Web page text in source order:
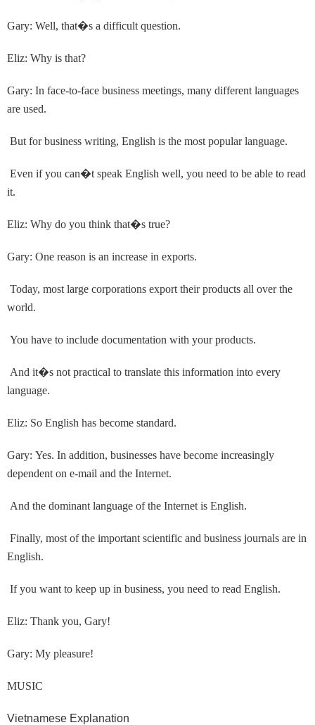
Gary: Well, that�s a difficult question.
Eliz: Why is that?
Gary: In face-to-face business meetings, many different languages
are used.
But for business writing, English is the most popular language.
Even if you can�t speak English well, you need to be able to read
it.
Eliz: Why do you think that�s true?
Gary: One reason is an increase in exports.
Today, most large corporations export their products all over the
world.
You have to include documentation with your products.
And it�s not practical to translate this information into every
language.
Eliz: So English has become standard.
Gary: Yes. In addition, businesses have become increasingly
dependent on e-mail and the Internet.
And the dominant language of the Internet is English.
Finally, most of the important scientific and business journals are in
English.
If you want to keep up in business, you need to read English.
Eliz: Thank you, Gary!
Gary: My pleasure!
MUSIC
Vietnamese Explanation